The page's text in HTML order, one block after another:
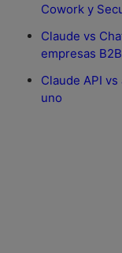
Cowork y
Claude vs
empresas B2B
Claude API
uno